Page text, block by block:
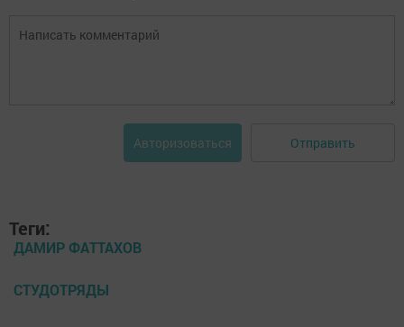
Авторизоваться Отправить
Теги:
ДАМИР ФАТТАХОВ
СТУДОТРЯДЫ